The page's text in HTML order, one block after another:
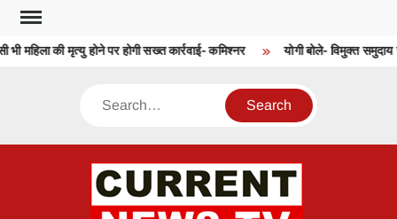
Skip
content
महिला की मृत्यु होने पर होगी सख्त कार्रवाई- कमिश्नर योगी बोले- विमुक्त
Search